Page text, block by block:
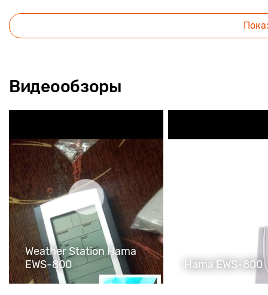
Видеообзоры
Weather Station Hama
EWS-800
Hama EWS-800